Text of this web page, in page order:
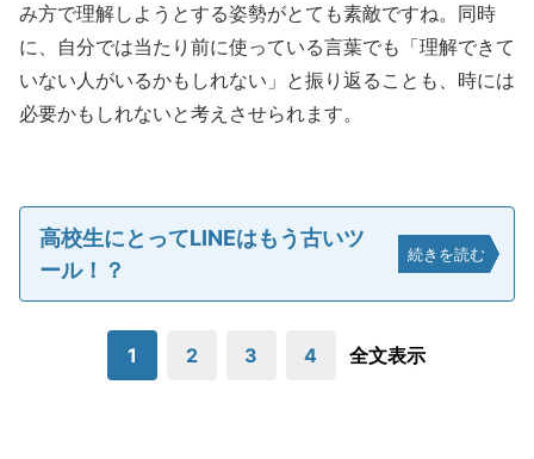
み方で理解しようとする姿勢がとても素敵ですね。同時
に、自分では当たり前に使っている言葉でも「理解できて
いない人がいるかもしれない」と振り返ることも、時には
必要かもしれないと考えさせられます。
高校生にとってLINEはもう古いツ
ール！？
続きを読む
1 2 3 4 全文表示